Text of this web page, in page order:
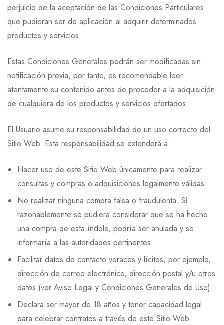
perjuicio de la aceptación de las Condiciones Particulares
que pudieran ser de aplicación al adquirir determinados
productos y servicios.
Estas Condiciones Generales podrán ser modificadas sin
notificación previa, por tanto, es recomendable leer
atentamente su contenido antes de proceder a la adquisición
de cualquiera de los productos y servicios ofertados.
El Usuario asume su responsabilidad de un uso correcto del
Sitio Web. Esta responsabilidad se extenderá a:
Hacer uso de este Sitio Web únicamente para realizar
consultas y compras o adquisiciones legalmente válidas.
No realizar ninguna compra falsa o fraudulenta. Si
razonablemente se pudiera considerar que se ha hecho
una compra de esta índole, podría ser anulada y se
informaría a las autoridades pertinentes.
Facilitar datos de contacto veraces y lícitos, por ejemplo,
dirección de correo electrónico, dirección postal y/u otros
datos (ver Aviso Legal y Condiciones Generales de Uso).
Declara ser mayor de 18 años y tener capacidad legal
para celebrar contratos a través de este Sitio Web.